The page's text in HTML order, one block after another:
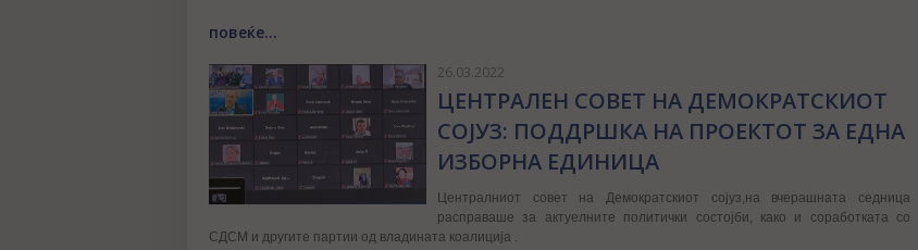
повеќе...
26.03.2022
ЦЕНТРАЛЕН СОВЕТ НА ДЕМОКРАТСКИОТ
СОЈУЗ: ПОДДРШКА НА ПРОЕКТОТ ЗА ЕДНА
ИЗБОРНА ЕДИНИЦА
Централниот совет на Демократскиот сојуз,на вчерашната седница
расправаше за актуелните политички состојби, како и соработката со
СДСМ и другите партии од владината коалиција .